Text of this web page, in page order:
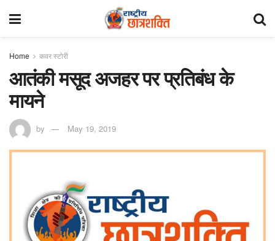
Home कवर स्टोरी
आतंकी मसूद अजहर पर प्रतिबंध के
मायने
by May 19, 2019